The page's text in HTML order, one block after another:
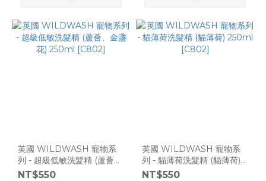
英國 WILDWASH 寵物系
列 - 超級低敏洗髮精 (蘆薈、
金盞花) 250ml [C802]
NT$550
英國 WILDWASH 寵物系
列 - 貓薄荷洗髮精 (貓薄荷)
250ml [C802]
NT$550